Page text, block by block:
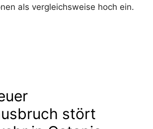
als vergleichsweise hoch ein.
stört